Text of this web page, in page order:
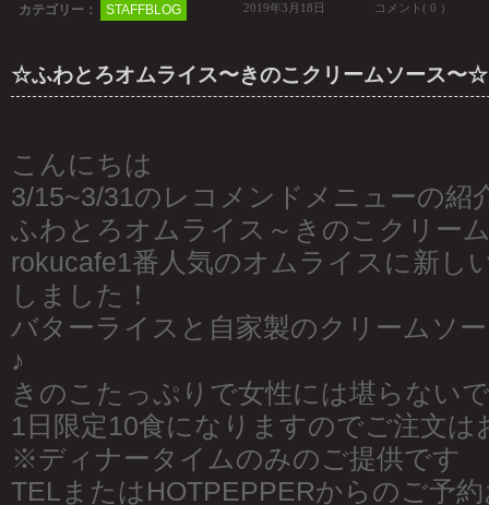
カテゴリー： STAFFBLOG 2019年3月18日 コメント( 0 ）
☆ふわとろオムライス〜きのこクリームソース〜☆
こんにちは
3/15~3/31のレコメンドメニューの紹
ふわとろオムライス～きのこクリー
rokucafe1番人気のオムライスに新し
しました！
バターライスと自家製のクリームソ
♪
きのこたっぷりで女性には堪らない
1日限定10食になりますのでご注文は
※ディナータイムのみのご提供です
TELまたはHOTPEPPERからのご予